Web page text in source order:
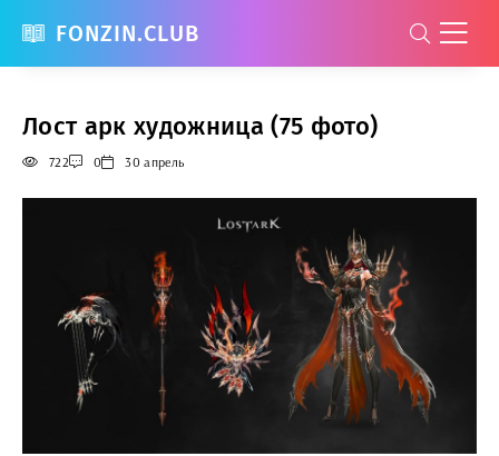
FONZIN.CLUB
Лост арк художница (75 фото)
722 0 30 апрель